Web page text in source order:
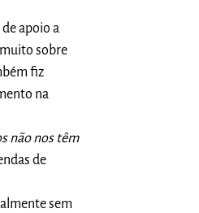
apoio a
sobre
fiz
na
não nos têm
de
sem